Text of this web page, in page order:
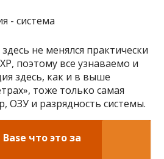
не менялся практически
поэтому все узнаваемо и
здесь, как и в выше
тоже только самая
ОЗУ и разрядность системы.
Base что это за